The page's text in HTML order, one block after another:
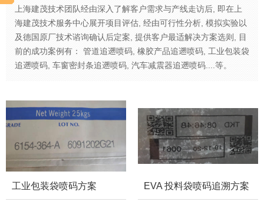
上海建茂技术团队经由深入了解客户需求与产线走访后, 即在上
海建茂技术服务中心展开项目评估, 经由可行性分析, 模拟实验以
及德国原厂技术谘询确认后定案, 提供客户最适解决方案选则, 目
前的成功案例有： 管道追遡喷码, 橡胶产品追遡喷码, 工业包装袋
追遡喷码, 车窗密封条追遡喷码, 汽车减震器追遡喷码....等。
工业包装袋喷码方案 EVA 投料袋喷码追溯方案